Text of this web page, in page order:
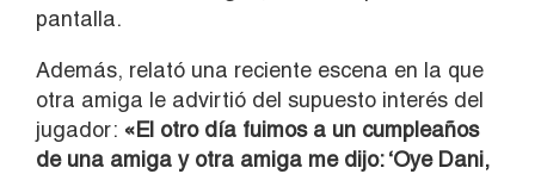
pantalla.
Además, relató una reciente escena en la que
otra amiga le advirtió del supuesto interés del
jugador: «El otro día fuimos a un cumpleaños
de una amiga y otra amiga me dijo: ‘Oye Dani,